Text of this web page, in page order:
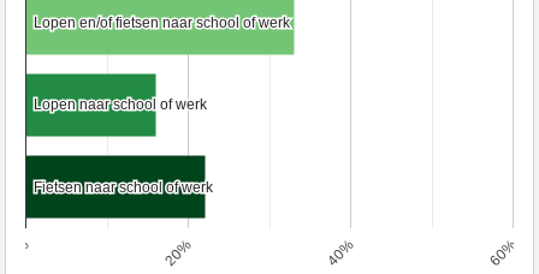
0% 20% 40% 60%
Lopen en/of fietsen naar school of werk
Lopen en/of fietsen naar school of werk
Lopen naar school of werk
Lopen naar school of werk
Fietsen naar school of werk
Fietsen naar school of werk